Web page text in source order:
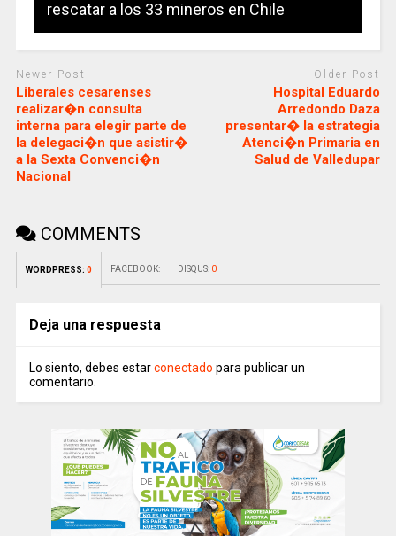
rescatar a los 33 mineros en Chile
Newer Post
Liberales cesarenses
realizar�n consulta
interna para elegir parte de
la delegaci�n que asistir�
a la Sexta Convenci�n
Nacional
Older Post
Hospital Eduardo
Arredondo Daza
presentar� la estrategia
Atenci�n Primaria en
Salud de Valledupar
COMMENTS
WORDPRESS: 0 FACEBOOK: DISQUS: 0
Deja una respuesta
Lo siento, debes estarconectado para publicar un
comentario.